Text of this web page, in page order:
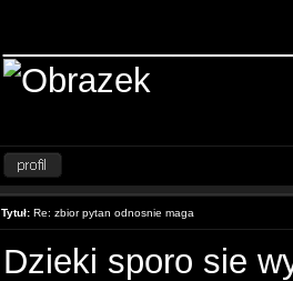
Tytuł: Re: zbior pytan odnosnie maga
Dzieki sporo sie